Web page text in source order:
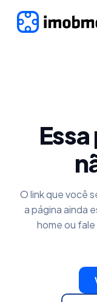
O link que você
a página ainda
home ou